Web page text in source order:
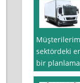
sektördeki
bir